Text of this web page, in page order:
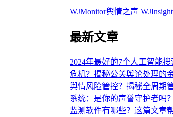
WJMonitor舆情之声
最新文章
2024年最好的7个人工智能
危机？揭秘公关舆论处理的
舆情风险管控？揭秘全周期
系统：是你的声誉守护者吗
监测软件有哪些？这篇文章